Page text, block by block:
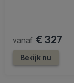
vanaf € 327
Bekijk nu